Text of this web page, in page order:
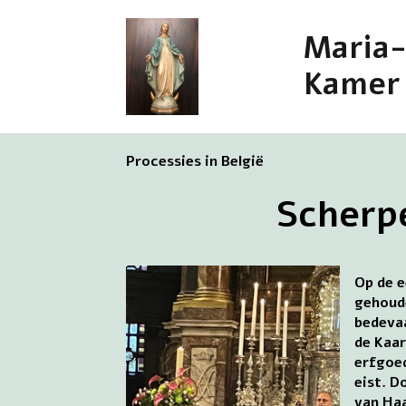
Maria-
Kamer
Processies in België
Op de
de
eist.